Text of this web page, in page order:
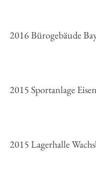
2016 Bürogebäude
2015 Sportanlage
2015 Lagerhalle